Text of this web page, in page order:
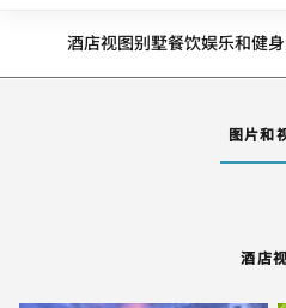
酒店视图别墅餐饮娱乐和健身
图片和
酒店